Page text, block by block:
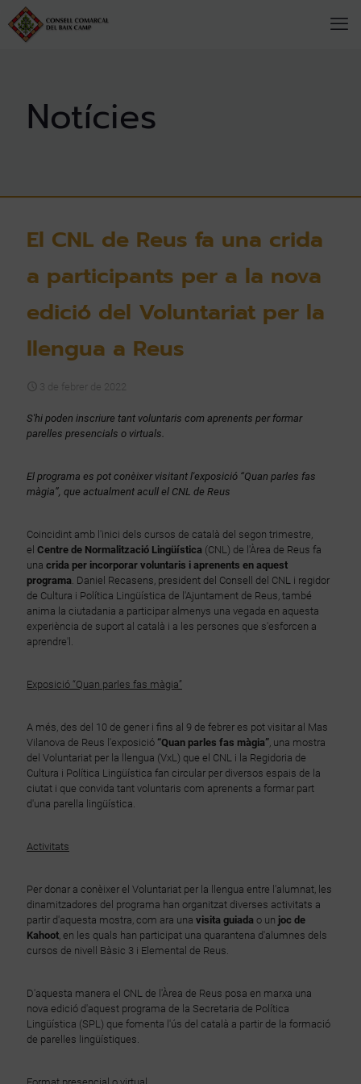
El CNL de Reus fa una crida
a participants per a la nova
edició del Voluntariat per la
llengua a Reus
3 de febrer de 2022
S'hi poden inscriure tant voluntaris com aprenents per formar
parelles presencials o virtuals.
El programa es pot conèixer visitant l'exposició “Quan parles fas
màgia”, que actualment acull el CNL de Reus
Coincidint amb l'inici dels cursos de català del segon trimestre,
el Centre de Normalització Lingüística (CNL) de l'Àrea de Reus fa
una crida per incorporar voluntaris i aprenents en aquest
programa. Daniel Recasens, president del Consell del CNL i regidor
de Cultura i Política Lingüística de l'Ajuntament de Reus, també
anima la ciutadania a participar almenys una vegada en aquesta
experiència de suport al català i a les persones que s'esforcen a
aprendre'l.
Exposició “Quan parles fas màgia”
A més, des del 10 de gener i fins al 9 de febrer es pot visitar al Mas
Vilanova de Reus l'exposició “Quan parles fas màgia”, una mostra
del Voluntariat per la llengua (VxL) que el CNL i la Regidoria de
Cultura i Política Lingüística fan circular per diversos espais de la
ciutat i que convida tant voluntaris com aprenents a formar part
d'una parella lingüística.
Activitats
Per donar a conèixer el Voluntariat per la llengua entre l'alumnat, les
dinamitzadores del programa han organitzat diverses activitats a
partir d'aquesta mostra, com ara una visita guiada o un joc de
Kahoot, en les quals han participat una quarantena d'alumnes dels
cursos de nivell Bàsic 3 i Elemental de Reus.
D'aquesta manera el CNL de l'Àrea de Reus posa en marxa una
nova edició d'aquest programa de la Secretaria de Política
Lingüística (SPL) que fomenta l'ús del català a partir de la formació
de parelles lingüístiques.